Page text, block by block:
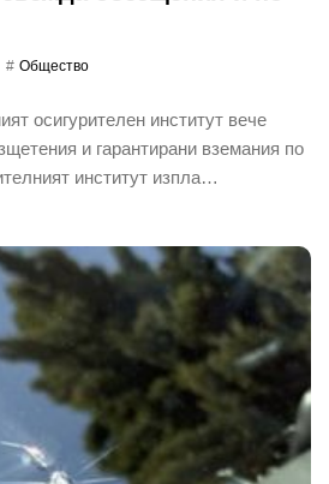
Общество
осигурителен институт вече
и гарантирани вземания по
институт изпла…